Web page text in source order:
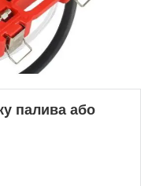
палива або